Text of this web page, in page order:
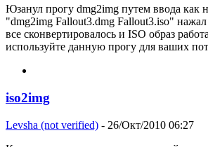
Юзанул прогу dmg2img путем ввода как
"dmg2img Fallout3.dmg Fallout3.iso"
все сконвертировалось и ISO образ
используйте данную прогу для ваших
iso2img
Levsha (not verified) - 26/Окт/2010 06:27